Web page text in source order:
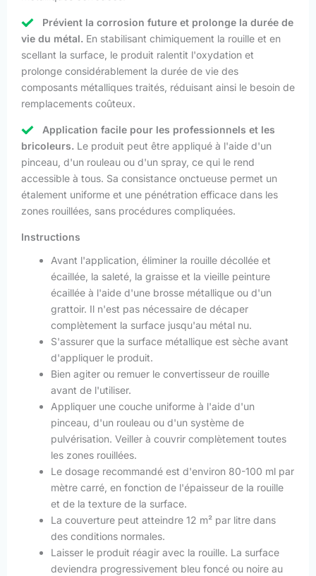
Prévient la corrosion future et prolonge la durée de
vie du métal. En stabilisant chimiquement la rouille et en
scellant la surface, le produit ralentit l'oxydation et
prolonge considérablement la durée de vie des
composants métalliques traités, réduisant ainsi le besoin de
remplacements coûteux.
Application facile pour les professionnels et les
bricoleurs. Le produit peut être appliqué à l'aide d'un
pinceau, d'un rouleau ou d'un spray, ce qui le rend
accessible à tous. Sa consistance onctueuse permet un
étalement uniforme et une pénétration efficace dans les
zones rouillées, sans procédures compliquées.
Instructions
Avant l'application, éliminer la rouille décollée et
écaillée, la saleté, la graisse et la vieille peinture
écaillée à l'aide d'une brosse métallique ou d'un
grattoir. Il n'est pas nécessaire de décaper
complètement la surface jusqu'au métal nu.
S'assurer que la surface métallique est sèche avant
d'appliquer le produit.
Bien agiter ou remuer le convertisseur de rouille
avant de l'utiliser.
Appliquer une couche uniforme à l'aide d'un
pinceau, d'un rouleau ou d'un système de
pulvérisation. Veiller à couvrir complètement toutes
les zones rouillées.
Le dosage recommandé est d'environ 80-100 ml par
mètre carré, en fonction de l'épaisseur de la rouille
et de la texture de la surface.
La couverture peut atteindre 12 m² par litre dans
des conditions normales.
Laisser le produit réagir avec la rouille. La surface
deviendra progressivement bleu foncé ou noire au